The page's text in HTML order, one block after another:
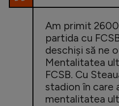
Am primit
partida cu
deschiși să ne
Mentalitatea
FCSB. Cu
stadion în care
mentalitatea